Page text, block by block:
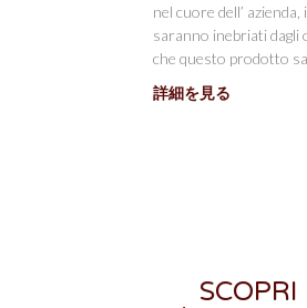
nel cuore dell’
saranno inebriati dagli
che questo prodotto
詳細を見る
SCOPRI